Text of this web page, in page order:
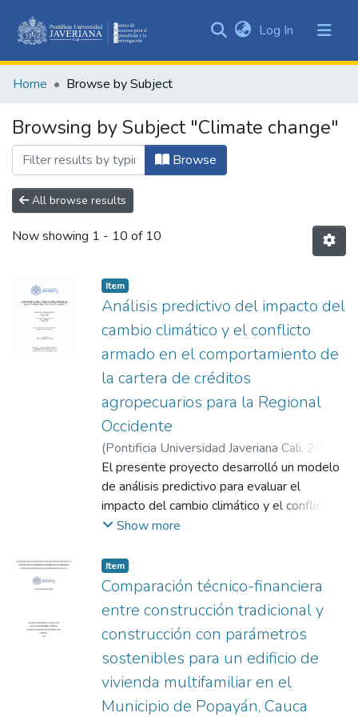
&
All of DSpace
Log In (current)
Home Browse by Subject
Browsing by Subject "Climate change"
Browse
All browse results
Now showing 1 - 10 of 10
Item
Análisis predictivo del impacto del
cambio climático y el conflicto
armado en el comportamiento de
la cartera de créditos
agropecuarios para la Regional
Occidente
(Pontificia Universidad Javeriana Cali, 2026
Castillo Perea, Flavio Alejandro; Valencia
Cárdenas, Johan Sebastián;García Arboleda,
Isabel Cristina
El presente proyecto desarrolló un modelo
de análisis predictivo para evaluar el
impacto del cambio climático y el conflicto
armado en el comportamiento de la cartera
colombiana, con énfasis en la región
occidental del país (Valle del Cauca, Cauca y
Nariño). Esta zona se caracteriza por una
alta dependencia de las actividades
agropecuarias, las cuales se han visto
severamente afectadas tanto por
fenómenos climáticos extremos como
sequías, lluvias intensas y alteraciones en
Show more
Item
Comparación técnico-financiera
entre construcción tradicional y
construcción con parámetros
sostenibles para un edificio de
vivienda multifamiliar en el
Municipio de Popayán, Cauca